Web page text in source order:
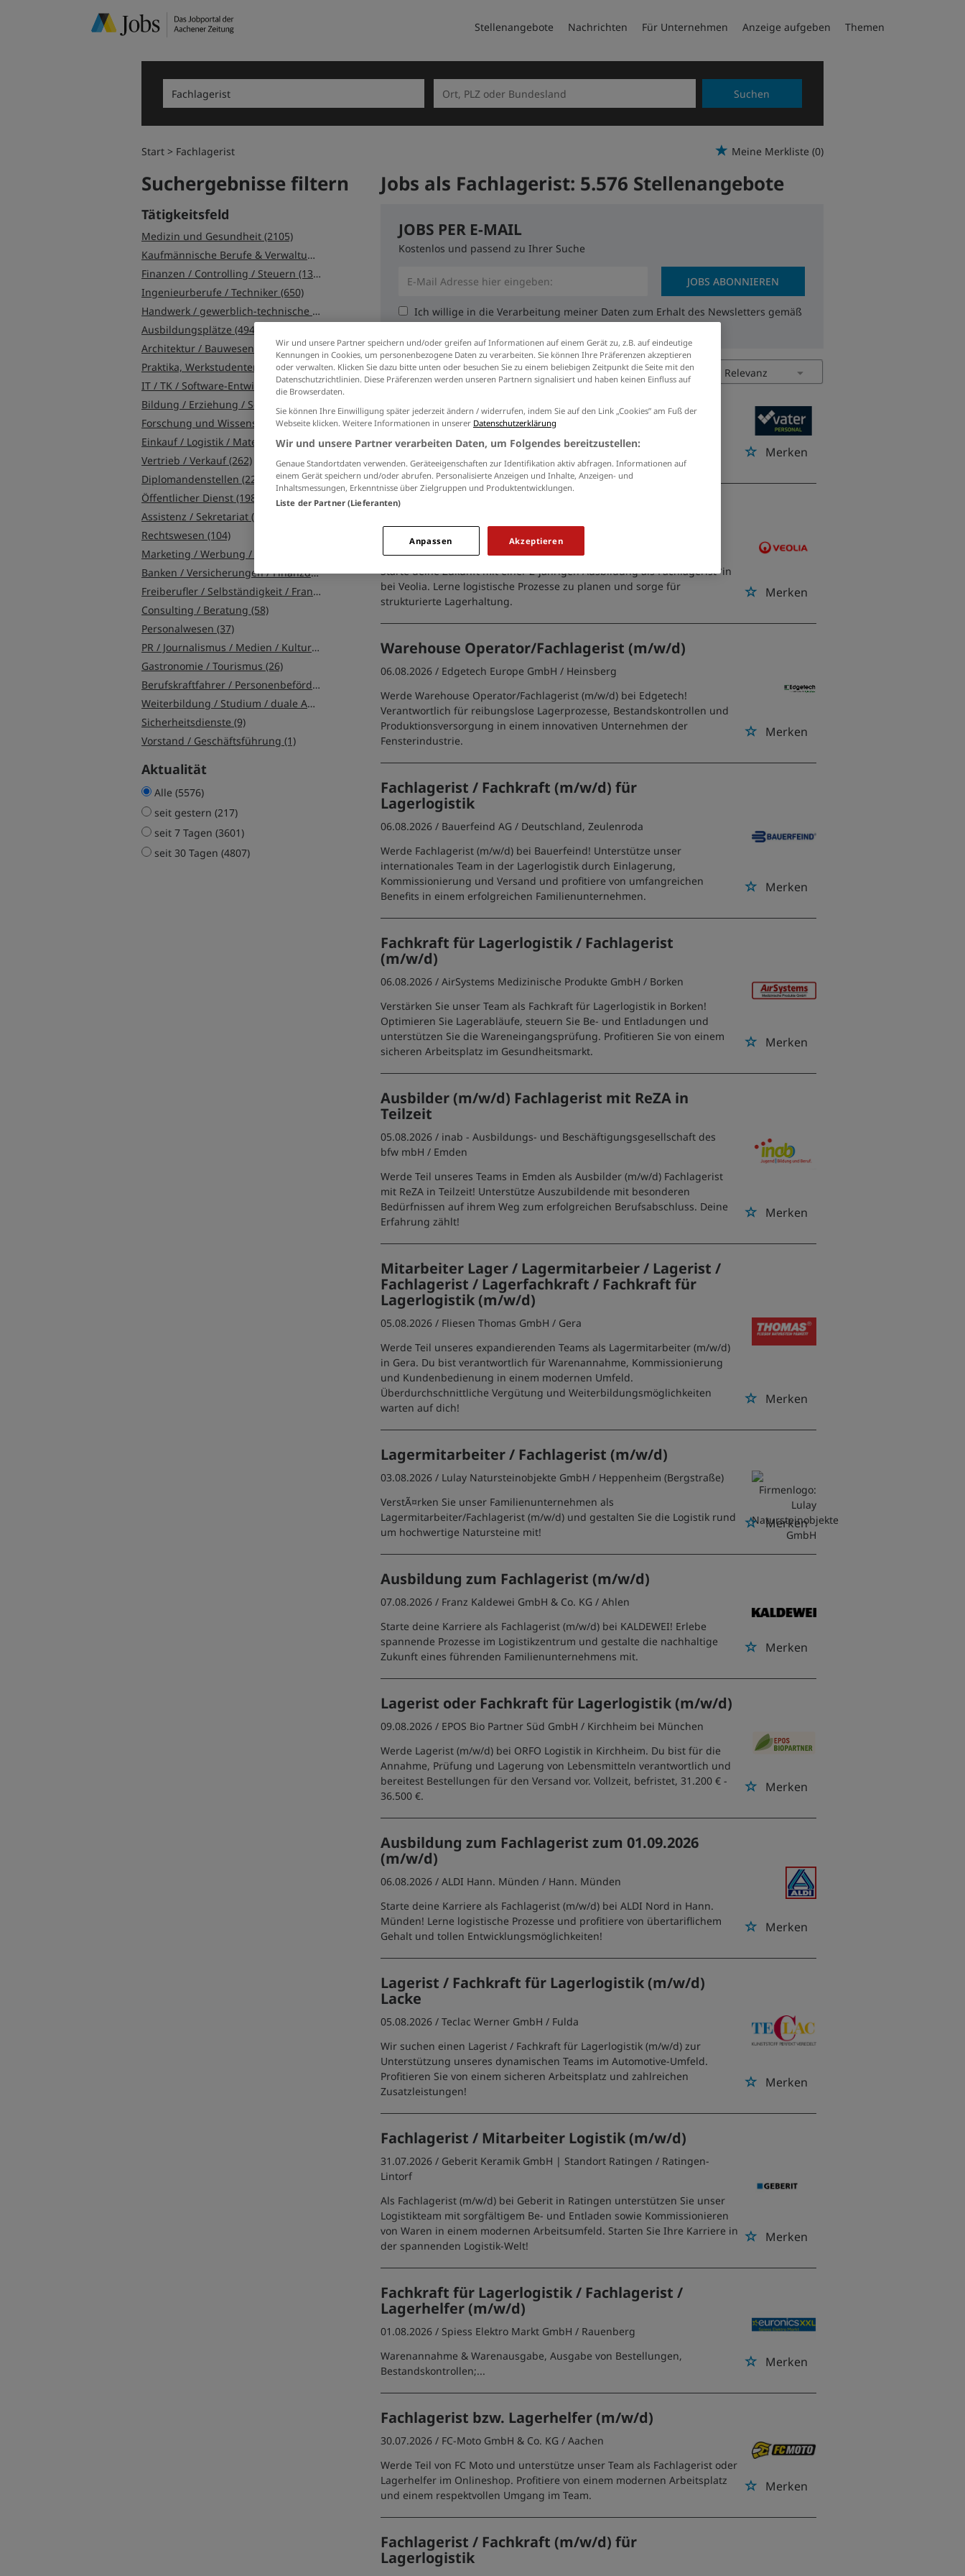
Stellenangebote Nachrichten Für Unternehmen Anzeige aufgeben Themen
Suchen
Start Fachlagerist Meine Merkliste (0)
Suchergebnisse filtern
Tätigkeitsfeld
Medizin und Gesundheit (2105)
Kaufmännische Berufe & Verwaltung (1708)
Finanzen / Controlling / Steuern (1372)
Ingenieurberufe / Techniker (650)
Handwerk / gewerblich-technische Berufe (589)
Ausbildungsplätze (494)
Architektur / Bauwesen (369)
Praktika, Werkstudentenplätze (333)
IT / TK / Software-Entwicklung (311)
Forschung und Wissenschaft (299)
Einkauf / Logistik / Materialwirtschaft (276)
Vertrieb / Verkauf (262)
Diplomandenstellen (220)
Öffentlicher Dienst (198)
Assistenz / Sekretariat (174)
Rechtswesen (104)
Marketing / Werbung / Design (92)
Banken / Versicherungen / Finanzdienstleister (73)
Freiberufler / Selbständigkeit / Franchise (67)
Consulting / Beratung (58)
Personalwesen (37)
PR / Journalismus / Medien / Kultur (30)
Gastronomie / Tourismus (26)
Berufskraftfahrer / Personenbeförderung (Land, Wasser, Luft) (22)
Weiterbildung / Studium / duale Ausbildung (18)
Sicherheitsdienste (9)
Vorstand / Geschäftsführung (1)
Aktualität
Alle (5576)
seit gestern (217)
seit 7 Tagen (3601)
seit 30 Tagen (4807)
Jobs als Fachlagerist: 5.576 Stellenangebote
JOBS PER E-MAIL
Kostenlos und passend zu Ihrer Suche
JOBS ABONNIEREN
Ich willige in die Verarbeitung meiner Daten zum Erhalt des Newsletters gemäß
derDatenschutzinformationenein.
Fachlagerist (m/w/d)
Merken
04.08.2026 / Vater pcs GmbH / Kiel
Ausbildung Fachlagerist*in (w/m/d) ab
01.09.2026
Merken
06.08.2026 /Rohstoffhandel Kiel GmbH & Co. KG
Starte deine Zukunft mit einer 2-jährigen Ausbildung als Fachlagerist*in
bei Veolia. Lerne logistische Prozesse zu planen und sorge für
strukturierte Lagerhaltung.
Warehouse Operator/Fachlagerist (m/w/d)
Merken
06.08.2026 / Edgetech Europe GmbH / Heinsberg
Werde Warehouse Operator/Fachlagerist (m/w/d) bei Edgetech!
Verantwortlich für reibungslose Lagerprozesse, Bestandskontrollen und
Produktionsversorgung in einem innovativen Unternehmen der
Fensterindustrie.
Fachlagerist / Fachkraft (m/w/d) für
Lagerlogistik
Merken
06.08.2026 / Bauerfeind AG / Deutschland, Zeulenroda
Werde Fachlagerist (m/w/d) bei Bauerfeind! Unterstütze unser
internationales Team in der Lagerlogistik durch Einlagerung,
Kommissionierung und Versand und profitiere von umfangreichen
Benefits in einem erfolgreichen Familienunternehmen.
Fachkraft für Lagerlogistik / Fachlagerist
(m/w/d)
Merken
06.08.2026 /AirSystems Medizinische Produkte GmbH / Borken
Verstärken Sie unser Team als Fachkraft für Lagerlogistik in Borken!
Optimieren Sie Lagerabläufe, steuern Sie Be- und Entladungen und
unterstützen Sie die Wareneingangsprüfung. Profitieren Sie von einem
sicheren Arbeitsplatz im Gesundheitsmarkt.
Ausbilder (m/w/d) Fachlagerist mit ReZA in
Teilzeit
Merken
05.08.2026 / inab - Ausbildungs- und Beschäftigungsgesellschaft des
bfw mbH / Emden
Werde Teil unseres Teams in Emden als Ausbilder (m/w/d) Fachlagerist
mit ReZA in Teilzeit! Unterstütze Auszubildende mit besonderen
Bedürfnissen auf ihrem Weg zum erfolgreichen Berufsabschluss. Deine
Erfahrung zählt!
Mitarbeiter Lager / Lagermitarbeier / Lagerist /
Fachlagerist / Lagerfachkraft / Fachkraft für
Lagerlogistik (m/w/d)
Merken
05.08.2026 / Fliesen Thomas GmbH / Gera
Werde Teil unseres expandierenden Teams als Lagermitarbeiter (m/w/d)
in Gera. Du bist verantwortlich für Warenannahme, Kommissionierung
und Kundenbedienung in einem modernen Umfeld.
Überdurchschnittliche Vergütung und Weiterbildungsmöglichkeiten
warten auf dich!
Lagermitarbeiter / Fachlagerist (m/w/d)
Merken
03.08.2026 / Lulay Natursteinobjekte GmbH / Heppenheim (Bergstraße)
VerstÃ¤rken Sie unser Familienunternehmen als
Lagermitarbeiter/Fachlagerist (m/w/d) und gestalten Sie die Logistik rund
um hochwertige Natursteine mit!
Ausbildung zum Fachlagerist (m/w/d)
Merken
07.08.2026 / Franz Kaldewei GmbH & Co. KG / Ahlen
Starte deine Karriere als Fachlagerist (m/w/d) bei KALDEWEI! Erlebe
spannende Prozesse im Logistikzentrum und gestalte die nachhaltige
Zukunft eines führenden Familienunternehmens mit.
Lagerist oder Fachkraft für Lagerlogistik (m/w/d)
Merken
09.08.2026 / EPOS Bio Partner Süd GmbH / Kirchheim bei München
Werde Lagerist (m/w/d) bei ORFO Logistik in Kirchheim. Du bist für die
Annahme, Prüfung und Lagerung von Lebensmitteln verantwortlich und
bereitest Bestellungen für den Versand vor. Vollzeit, befristet, 31.200 € -
36.500 €.
Ausbildung zum Fachlagerist zum 01.09.2026
(m/w/d)
Merken
06.08.2026 /ALDI Hann. Münden / Hann. Münden
Starte deine Karriere als Fachlagerist (m/w/d) bei ALDI Nord in Hann.
Münden! Lerne logistische Prozesse und profitiere von übertariflichem
Gehalt und tollen Entwicklungsmöglichkeiten!
Lagerist / Fachkraft für Lagerlogistik (m/w/d)
Lacke
Merken
05.08.2026 /Teclac Werner GmbH / Fulda
Wir suchen einen Lagerist / Fachkraft für Lagerlogistik (m/w/d) zur
Unterstützung unseres dynamischen Teams im Automotive-Umfeld.
Profitieren Sie von einem sicheren Arbeitsplatz und zahlreichen
Zusatzleistungen!
Fachlagerist / Mitarbeiter Logistik (m/w/d)
Merken
31.07.2026 / Geberit Keramik GmbH | Standort Ratingen / Ratingen-
Lintorf
Als Fachlagerist (m/w/d) bei Geberit in Ratingen unterstützen Sie unser
Logistikteam mit sorgfältigem Be- und Entladen sowie Kommissionieren
von Waren in einem modernen Arbeitsumfeld. Starten Sie Ihre Karriere in
der spannenden Logistik-Welt!
Fachkraft für Lagerlogistik / Fachlagerist /
Lagerhelfer (m/w/d)
Merken
01.08.2026 / Spiess Elektro Markt GmbH / Rauenberg
Warenannahme & Warenausgabe, Ausgabe von Bestellungen,
Bestandskontrollen;...
Fachlagerist bzw. Lagerhelfer (m/w/d)
Merken
30.07.2026 / FC-Moto GmbH & Co. KG / Aachen
Werde Teil von FC Moto und unterstütze unser Team als Fachlagerist oder
Lagerhelfer im Onlineshop. Profitiere von einem modernen Arbeitsplatz
und einem respektvollen Umgang im Team.
Fachlagerist / Fachkraft (m/w/d) für
Lagerlogistik
Wir und unsere Partner speichern und/oder greifen auf Informationen auf einem Gerät zu, z.B. auf eindeutige
Kennungen in Cookies, um personenbezogene Daten zu verarbeiten. Sie können Ihre Präferenzen akzeptieren
oder verwalten. Klicken Sie dazu bitte unten oder besuchen Sie zu einem beliebigen Zeitpunkt die Seite mit den
Datenschutzrichtlinien. Diese Präferenzen werden unseren Partnern signalisiert und haben keinen Einfluss auf
die Browserdaten.
Sie können Ihre Einwilligung später jederzeit ändern / widerrufen, indem Sie auf den Link „Cookies” am Fuß der
Webseite klicken. Weitere Informationen in unserer Datenschutzerklärung
Wir und unsere Partner verarbeiten Daten, um Folgendes bereitzustellen:
Genaue Standortdaten verwenden. Geräteeigenschaften zur Identifikation aktiv abfragen. Informationen auf
einem Gerät speichern und/oder abrufen. Personalisierte Anzeigen und Inhalte, Anzeigen- und
Inhaltsmessungen, Erkenntnisse über Zielgruppen und Produktentwicklungen.
Liste der Partner (Lieferanten)
Akzeptieren
Anpassen